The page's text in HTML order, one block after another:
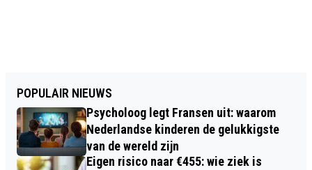
POPULAIR NIEUWS
Psycholoog legt Fransen uit: waarom
Nederlandse kinderen de gelukkigste
van de wereld zijn
Eigen risico naar €455: wie ziek is